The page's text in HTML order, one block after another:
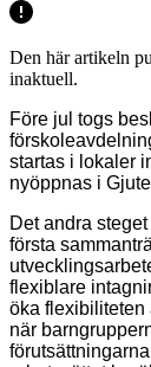
Den här artikeln
inaktuell.
Före jul togs
startas i lokaler
nyöppnas i
Det andra
första
flexiblare
öka flexibiliteten
när